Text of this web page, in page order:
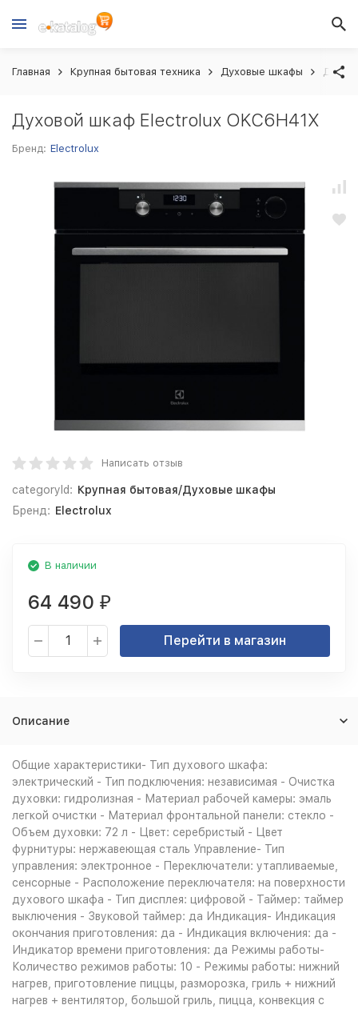
Главная Крупная бытовая техника Духовые шкафы
Духовой шкаф Electrolux OKC6H41X
Бренд: Electrolux
Написать отзыв
categoryId: Крупная бытовая/Духовые шкафы
Бренд: Electrolux
В наличии
64 490 ₽
Перейти в магазин
Описание
Общие характеристики- Тип духового шкафа:
электрический - Тип подключения: независимая - Очистка
духовки: гидролизная - Материал рабочей камеры: эмаль
легкой очистки - Материал фронтальной панели: стекло -
Объем духовки: 72 л - Цвет: серебристый - Цвет
фурнитуры: нержавеющая сталь Управление- Тип
управления: электронное - Переключатели: утапливаемые,
сенсорные - Расположение переключателя: на поверхности
духового шкафа - Тип дисплея: цифровой - Таймер: таймер
выключения - Звуковой таймер: да Индикация- Индикация
окончания приготовления: да - Индикация включения: да -
Индикатор времени приготовления: да Режимы работы-
Количество режимов работы: 10 - Режимы работы: нижний
нагрев, приготовление пиццы, разморозка, гриль + нижний
нагрев + вентилятор, большой гриль, пицца, конвекция с